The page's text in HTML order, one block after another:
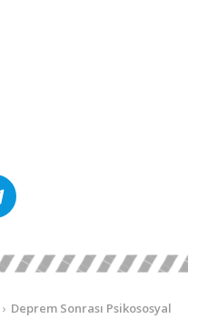
Deprem Sonrası Psikososyal